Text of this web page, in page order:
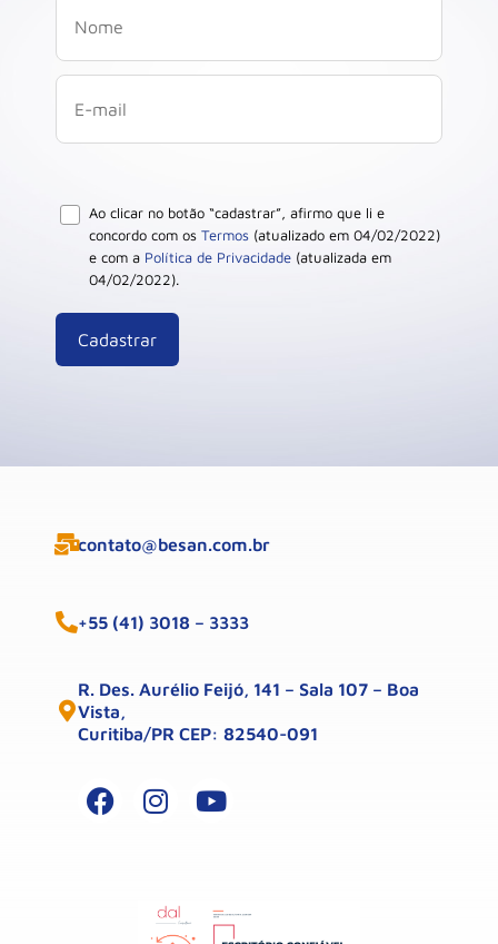
Ao clicar no botão “cadastrar”, afirmo que li e
concordo com os Termos (atualizado em 04/02/2022)
e com a Política de Privacidade (atualizada em
04/02/2022).
contato@besan.com.br
+55 (41) 3018 – 3333
R. Des. Aurélio Feijó, 141 – Sala 107 – Boa
Vista,
Curitiba/PR CEP: 82540-091